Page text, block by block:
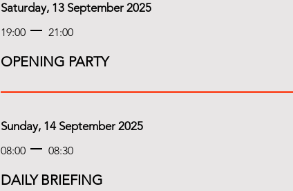
Saturday, 13 September 2025
19:00 21:00
OPENING PARTY
Sunday, 14 September 2025
08:00 08:30
DAILY BRIEFING